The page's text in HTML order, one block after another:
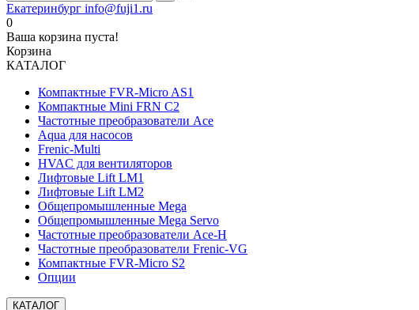
Екатеринбург info@fuji1.ru
0
Ваша корзина пуста!
Корзина
КАТАЛОГ
Компактные FVR-Micro AS1
Компактные Mini FRN C2
Частотные преобразователи Ace
Aqua для насосов
Frenic-Multi
HVAC для вентиляторов
Лифтовые Lift LM1
Лифтовые Lift LM2
Общепромышленные Mega
Общепромышленные Mega Servo
Частотные преобразователи Ace-H
Частотные преобразователи Frenic-VG
Компактные FVR-Micro S2
Опции
КАТАЛОГ